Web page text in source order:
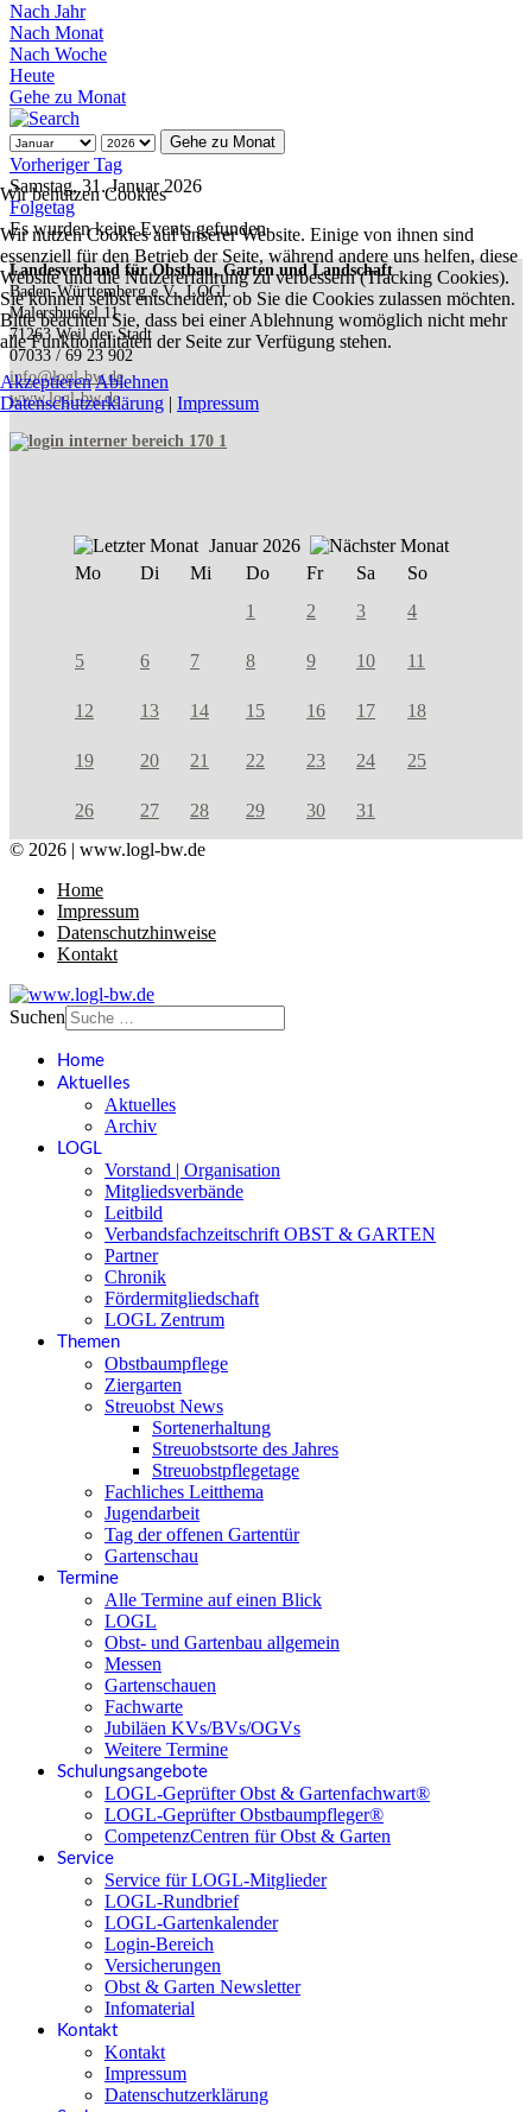
Nach Jahr
Nach Monat
Nach Woche
Heute
Gehe zu Monat
Gehe zu Monat
Vorheriger Tag
Samstag, 31. Januar 2026
Folgetag
Es wurden keine Events gefunden
Landesverband für Obstbau, Garten und Landschaft
Baden-Württemberg e.V., LOGL
Malersbuckel 11
71263 Weil der Stadt
07033 / 69 23 902
info@logl-bw.de
www.logl-bw.de
Januar 2026
Mo
Di Mi Do Fr Sa
So
1
2 3 4
5 6 7 8 9 10 11
12 13 14 15 16 17 18
19 20 21 22 23 24 25
26 27 28 29 30
31
© 2026 | www.logl-bw.de
Home
Impressum
Datenschutzhinweise
Kontakt
Suchen
Home
Aktuelles
Aktuelles
Archiv
LOGL
Vorstand | Organisation
Mitgliedsverbände
Leitbild
Verbandsfachzeitschrift OBST & GARTEN
Partner
Chronik
Fördermitgliedschaft
LOGL Zentrum
Themen
Obstbaumpflege
Ziergarten
Streuobst News
Sortenerhaltung
Streuobstsorte des Jahres
Streuobstpflegetage
Fachliches Leitthema
Jugendarbeit
Tag der offenen Gartentür
Gartenschau
Termine
Alle Termine auf einen Blick
LOGL
Obst- und Gartenbau allgemein
Messen
Gartenschauen
Fachwarte
Jubiläen KVs/BVs/OGVs
Weitere Termine
Schulungsangebote
LOGL-Geprüfter Obst & Gartenfachwart®
LOGL-Geprüfter Obstbaumpfleger®
CompetenzCentren für Obst & Garten
Service
Service für LOGL-Mitglieder
LOGL-Rundbrief
LOGL-Gartenkalender
Login-Bereich
Versicherungen
Obst & Garten Newsletter
Infomaterial
Kontakt
Kontakt
Impressum
Datenschutzerklärung
Wir benutzen Cookies
Wir nutzen Cookies auf unserer Website. Einige von ihnen sind
essenziell für den Betrieb der Seite, während andere uns helfen, diese
Website und die Nutzererfahrung zu verbessern (Tracking Cookies).
Sie können selbst entscheiden, ob Sie die Cookies zulassen möchten.
Bitte beachten Sie, dass bei einer Ablehnung womöglich nicht mehr
alle Funktionalitäten der Seite zur Verfügung stehen.
AkzeptierenAblehnen
Datenschutzerklärung | Impressum